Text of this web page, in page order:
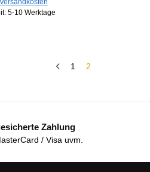
Versandkosten
5-10 Werktage
1 2
Zahlung
/ Visa uvm.